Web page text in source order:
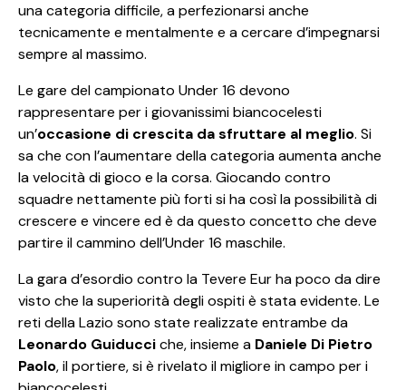
una categoria difficile, a perfezionarsi anche
tecnicamente e mentalmente e a cercare d’impegnarsi
sempre al massimo.
Le gare del campionato Under 16 devono
rappresentare per i giovanissimi biancocelesti
un’occasione di crescita da sfruttare al meglio. Si
sa che con l’aumentare della categoria aumenta anche
la velocità di gioco e la corsa. Giocando contro
squadre nettamente più forti si ha così la possibilità di
crescere e vincere ed è da questo concetto che deve
partire il cammino dell’Under 16 maschile.
La gara d’esordio contro la Tevere Eur ha poco da dire
visto che la superiorità degli ospiti è stata evidente. Le
reti della Lazio sono state realizzate entrambe da
Leonardo Guiducciche, insieme a Daniele Di Pietro
Paolo, il portiere, si è rivelato il migliore in campo per i